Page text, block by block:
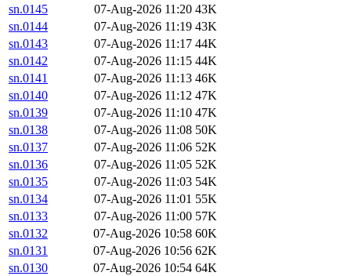
sn.0145
07-Aug-2026 11:20 43K
sn.0144
07-Aug-2026 11:19 43K
sn.0143
07-Aug-2026 11:17 44K
sn.0142
07-Aug-2026 11:15 44K
sn.0141
07-Aug-2026 11:13 46K
sn.0140
07-Aug-2026 11:12 47K
sn.0139
07-Aug-2026 11:10 47K
sn.0138
07-Aug-2026 11:08 50K
sn.0137
07-Aug-2026 11:06 52K
sn.0136
07-Aug-2026 11:05 52K
sn.0135
07-Aug-2026 11:03 54K
sn.0134
07-Aug-2026 11:01 55K
sn.0133
07-Aug-2026 11:00 57K
sn.0132
07-Aug-2026 10:58 60K
sn.0131
07-Aug-2026 10:56 62K
sn.0130
07-Aug-2026 10:54 64K